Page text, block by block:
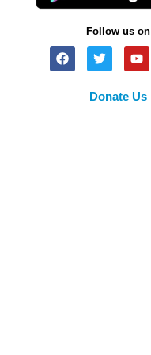
Follow us on
Donate Us